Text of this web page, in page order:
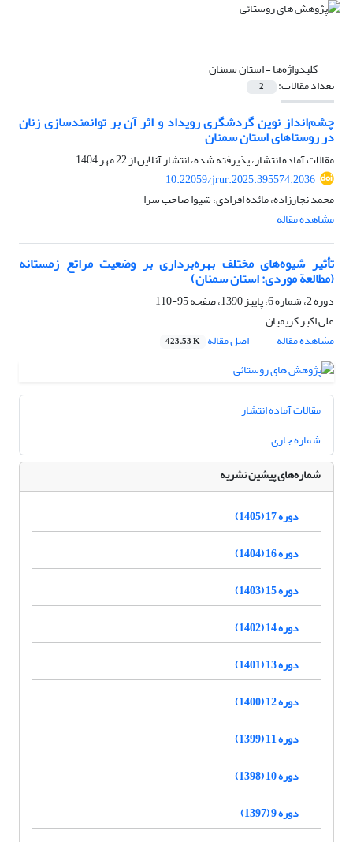
کلیدواژه‌ها =استان سمنان
تعداد مقالات: 2
چشم‌انداز نوین گردشگری رویداد و اثر آن بر توانمندسازی زنان
در روستاهای استان سمنان
مقالات آماده انتشار، پذیرفته شده، انتشار آنلاین از22 مهر 1404
10.22059/jrur.2025.395574.2036
محمد نجارزاده، مائده افرادی، شیوا صاحب سرا
مشاهده مقاله
تأثیر شیوه‌های مختلف بهره‌برداری بر وضعیت مراتع زمستانه
(مطالعة موردی: استان سمنان)
دوره 2، شماره 6، پاییز 1390، صفحه
95-110
علی اکبر کریمیان
مشاهده مقاله
اصل مقاله 423.53 K
مقالات آماده انتشار
شماره جاری
شماره‌های پیشین نشریه
دوره 17 (1405)
دوره 16 (1404)
دوره 15 (1403)
دوره 14 (1402)
دوره 13 (1401)
دوره 12 (1400)
دوره 11 (1399)
دوره 10 (1398)
دوره 9 (1397)